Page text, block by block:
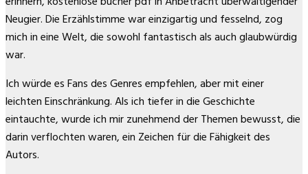
Neugier. Die Erzählstimme war einzigartig und fesselnd, zog
mich in eine Welt, die sowohl fantastisch als auch glaubwürdig
war.
Ich würde es Fans des Genres empfehlen, aber mit einer
leichten Einschränkung. Als ich tiefer in die Geschichte
eintauchte, wurde ich mir zunehmend der Themen bewusst, die
darin verflochten waren, ein Zeichen für die Fähigkeit des
Autors.